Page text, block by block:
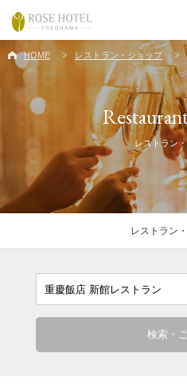
HOME レストラン・ショップ
レストラン
レストラン
検索・